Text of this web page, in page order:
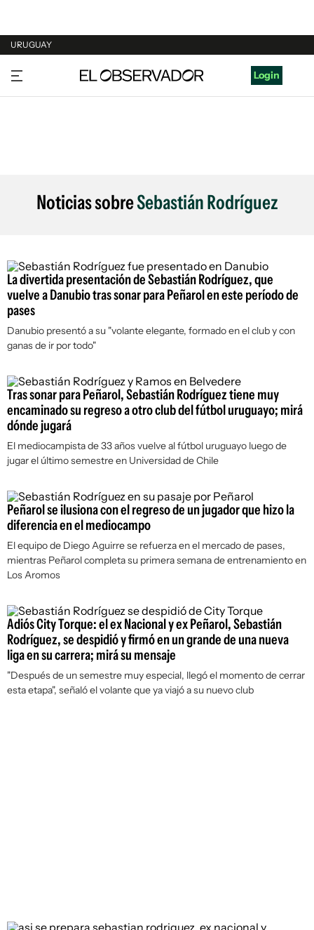
URUGUAY
URUGUAY
ARGENTINA
Login
Noticias sobreSebastián Rodríguez
La divertida presentación de Sebastián Rodríguez, que
vuelve a Danubio tras sonar para Peñarol en este período de
pases
Danubio presentó a su "volante elegante, formado en el club y con
ganas de ir por todo"
Tras sonar para Peñarol, Sebastián Rodríguez tiene muy
encaminado su regreso a otro club del fútbol uruguayo; mirá
dónde jugará
El mediocampista de 33 años vuelve al fútbol uruguayo luego de
jugar el último semestre en Universidad de Chile
Peñarol se ilusiona con el regreso de un jugador que hizo la
diferencia en el mediocampo
El equipo de Diego Aguirre se refuerza en el mercado de pases,
mientras Peñarol completa su primera semana de entrenamiento en
Los Aromos
Adiós City Torque: el ex Nacional y ex Peñarol, Sebastián
Rodríguez, se despidió y firmó en un grande de una nueva
liga en su carrera; mirá su mensaje
"Después de un semestre muy especial, llegó el momento de cerrar
esta etapa", señaló el volante que ya viajó a su nuevo club